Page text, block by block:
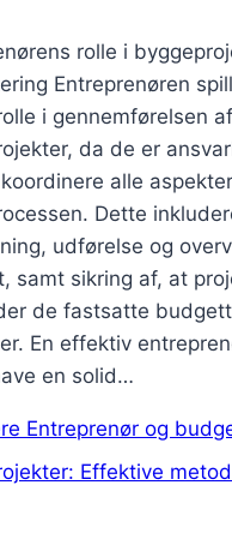
rolle i
Entreprenøren
i gennemførelsen af
da de er
alle
Dette
udførelse og
samt sikring af, at
de fastsatte
En effektiv
en solid…
Entreprenør og
Effektive